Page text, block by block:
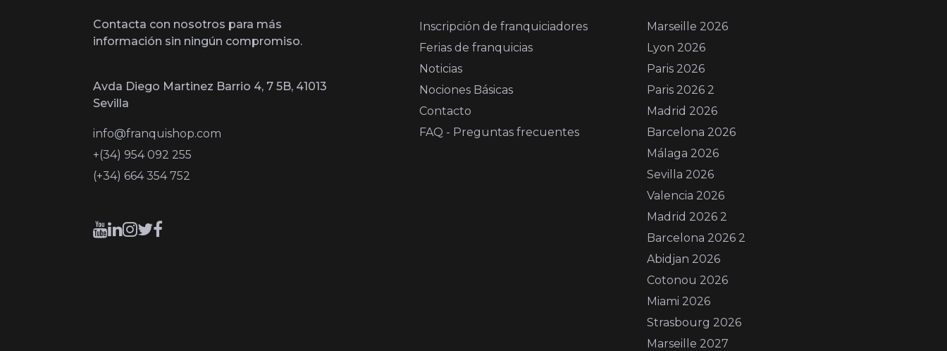
Contacta con nosotros para más
información sin ningún compromiso.
Avda Diego Martinez Barrio 4, 7 5B, 41013
Sevilla
info@franquishop.com
+(34) 954 092 255
(+34) 664 354 752
Inscripción de franquiciadores
Ferias de franquicias
Noticias
Nociones Básicas
Contacto
FAQ - Preguntas frecuentes
Marseille 2026
Lyon 2026
Paris 2026
Paris 2026 2
Madrid 2026
Barcelona 2026
Málaga 2026
Sevilla 2026
Valencia 2026
Madrid 2026 2
Barcelona 2026 2
Abidjan 2026
Cotonou 2026
Miami 2026
Strasbourg 2026
Marseille 2027